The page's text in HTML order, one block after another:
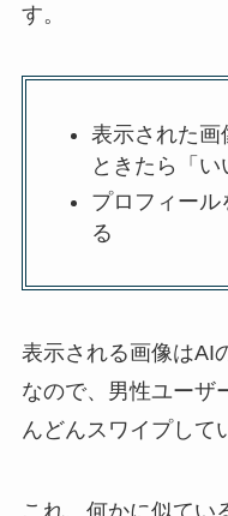
す。
表示された画
ときたら「い
プロフィール
る
表示される画像はAI
なので、男性ユーザ
んどんスワイプして